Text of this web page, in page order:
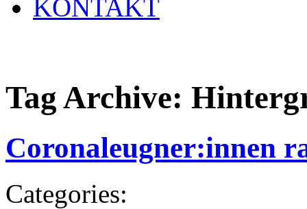
KONTAKT
Tag Archive:
Coronaleugner:innen
Categories: